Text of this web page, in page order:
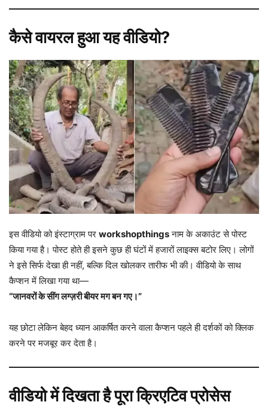
कैसे वायरल हुआ यह वीडियो?
इस वीडियो को इंस्टाग्राम पर workshopthingsनाम के अकाउंट से पोस्ट
किया गया है। पोस्ट होते ही इसने कुछ ही घंटों में हजारों लाइक्स बटोर लिए। लोगों
ने इसे सिर्फ देखा ही नहीं, बल्कि दिल खोलकर तारीफ भी की। वीडियो के साथ
कैप्शन में लिखा गया था—
“जानवरों के सींग लग्ज़री बीयर मग बन गए।”
यह छोटा लेकिन बेहद ध्यान आकर्षित करने वाला कैप्शन पहले ही दर्शकों को क्लिक
करने पर मजबूर कर देता है।
वीडियो में दिखता है पूरा क्रिएटिव प्रोसेस